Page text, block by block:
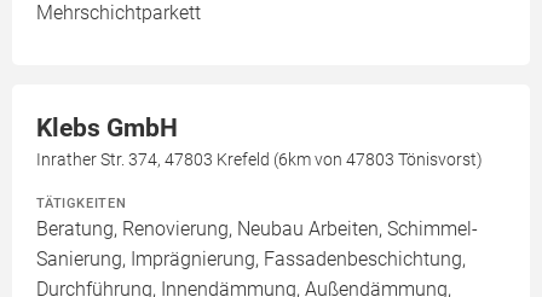
Mehrschichtparkett
Klebs GmbH
Inrather Str. 374, 47803 Krefeld (6km von 47803 Tönisvorst)
TÄTIGKEITEN
Beratung, Renovierung, Neubau Arbeiten, Schimmel-
Sanierung, Imprägnierung, Fassadenbeschichtung,
Durchführung, Innendämmung, Außendämmung,